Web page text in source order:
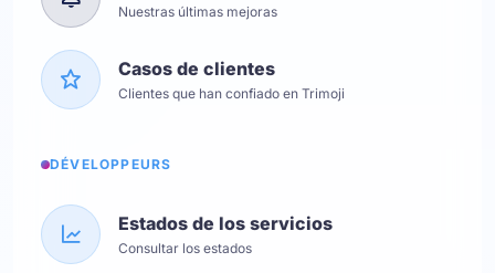
Nuestras últimas mejoras
Casos de clientes
Clientes que han confiado en Trimoji
DÉVELOPPEURS
Estados de los servicios
Consultar los estados